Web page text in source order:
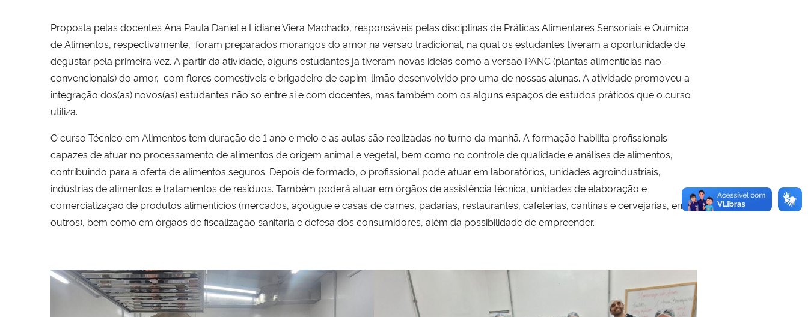
Proposta pelas docentes Ana Paula Daniel e Lidiane Viera Machado, responsáveis pelas disciplinas de Práticas Alimentares Sensoriais e Química
de Alimentos, respectivamente, foram preparados morangos do amor na versão tradicional, na qual os estudantes tiveram a oportunidade de
degustar pela primeira vez. A partir da atividade, alguns estudantes já tiveram novas ideias como a versão PANC (plantas alimentícias não-
convencionais) do amor, com flores comestíveis e brigadeiro de capim-limão desenvolvido pro uma de nossas alunas. A atividade promoveu a
integração dos(as) novos(as) estudantes não só entre si e com docentes, mas também com os alguns espaços de estudos práticos que o curso
utiliza.
O curso Técnico em Alimentos tem duração de 1 ano e meio e as aulas são realizadas no turno da manhã. A formação habilita profissionais
capazes de atuar no processamento de alimentos de origem animal e vegetal, bem como no controle de qualidade e análises de alimentos,
contribuindo para a oferta de alimentos seguros. Depois de formado, o profissional pode atuar em laboratórios, unidades agroindustriais,
indústrias de alimentos e tratamentos de resíduos. Também poderá atuar em órgãos de assistência técnica, unidades de elaboração e
comercialização de produtos alimentícios (mercados, açougue e casas de carnes, padarias, restaurantes, cafeterias, cantinas e cervejarias, entre
outros), bem como em órgãos de fiscalização sanitária e defesa dos consumidores, além da possibilidade de empreender.